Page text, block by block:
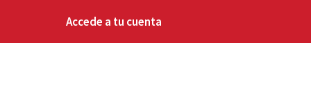
Accede a tu cuenta